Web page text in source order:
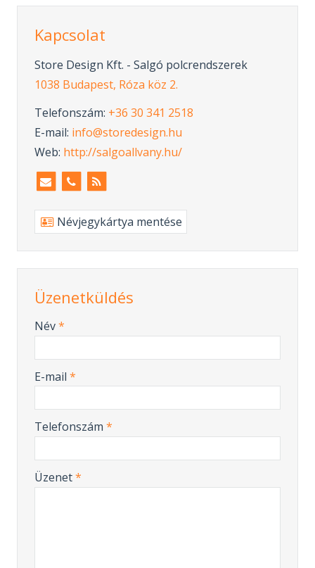
Kapcsolat
Store Design Kft. - Salgó polcrendszerek
1038 Budapest, Róza köz 2.
Telefonszám: +36 30 341 2518
E-mail: info@storedesign.hu
Web: http://salgoallvany.hu/
Névjegykártya mentése
Üzenetküldés
-
Név*
E-mail *
Telefonszám *
Üzenet*